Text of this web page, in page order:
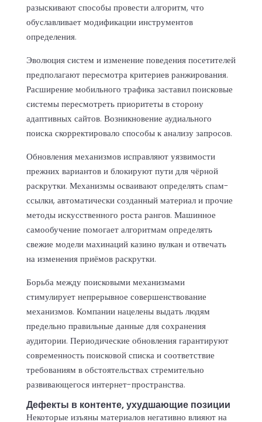
разыскивают способы провести алгоритм, что
обуславливает модификации инструментов
определения.
Эволюция систем и изменение поведения посетителей
предполагают пересмотра критериев ранжирования.
Расширение мобильного трафика заставил поисковые
системы пересмотреть приоритеты в сторону
адаптивных сайтов. Возникновение аудиального
поиска скорректировало способы к анализу запросов.
Обновления механизмов исправляют уязвимости
прежних вариантов и блокируют пути для чёрной
раскрутки. Механизмы осваивают определять спам-
ссылки, автоматически созданный материал и прочие
методы искусственного роста рангов. Машинное
самообучение помогает алгоритмам определять
свежие модели махинаций казино вулкан и отвечать
на изменения приёмов раскрутки.
Борьба между поисковыми механизмами
стимулирует непрерывное совершенствование
механизмов. Компании нацелены выдать людям
предельно правильные данные для сохранения
аудитории. Периодические обновления гарантируют
современность поисковой списка и соответствие
требованиям в обстоятельствах стремительно
развивающегося интернет-пространства.
Дефекты в контенте, ухудшающие позиции
Некоторые изъяны материалов негативно влияют на